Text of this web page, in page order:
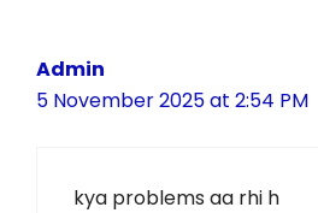
Admin
5 November 2025 at 2:54 PM
kya problems aa rhi h